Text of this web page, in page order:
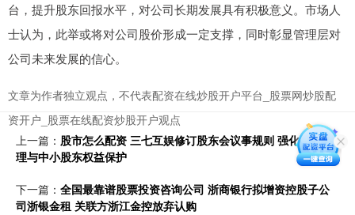
台，提升股东回报水平，对公司长期发展具有积极意义。市场人
士认为，此举或将对公司股价形成一定支撑，同时彰显管理层对
公司未来发展的信心。
文章为作者独立观点，不代表配资在线炒股开户平台_股票网炒股配
资开户_股票在线配资炒股开户观点
上一篇： 股市怎么配资 三七互娱修订股东会议事规则 强化公司治
理与中小股东权益保护
下一篇： 全国最靠谱股票投资咨询公司 浙商银行拟增资控股子公
司浙银金租 关联方浙江金控放弃认购